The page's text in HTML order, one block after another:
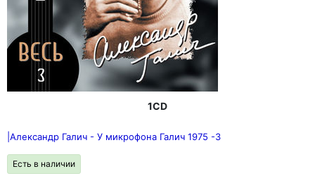
отправка заказов с 20 октября.
1CD
|Александр Галич - У микрофона Галич 1975 -3
Есть в наличии